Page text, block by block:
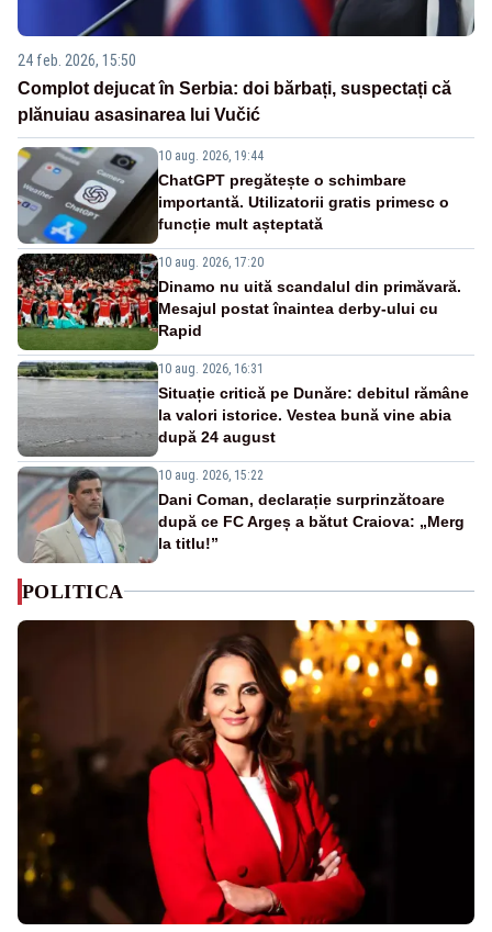
24 feb. 2026, 15:50
Complot dejucat în Serbia: doi bărbați, suspectați că
plănuiau asasinarea lui Vučić
10 aug. 2026, 19:44
ChatGPT pregătește o schimbare
importantă. Utilizatorii gratis primesc o
funcție mult așteptată
10 aug. 2026, 17:20
Dinamo nu uită scandalul din primăvară.
Mesajul postat înaintea derby-ului cu
Rapid
10 aug. 2026, 16:31
Situație critică pe Dunăre: debitul rămâne
la valori istorice. Vestea bună vine abia
după 24 august
10 aug. 2026, 15:22
Dani Coman, declarație surprinzătoare
după ce FC Argeș a bătut Craiova: „Merg
la titlu!”
POLITICA